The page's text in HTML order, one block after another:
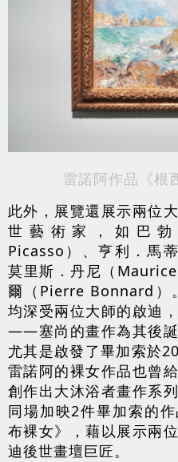
雷諾阿作品《根
此外，展覽還展示兩位
世藝術家，如巴
Picasso）、亨利．馬
莫里斯．丹尼（
爾（Pierre Bonnard）
均深受兩位大師的啟迪
——塞尚的畫作為其後誕
尤其是啟發了畢加索於
雷諾阿的裸女作品也曾
創作出大沐浴者畫作系
同場加映2件畢加索的
布裸女》，藉以展示兩
迪後世畫壇巨匠。